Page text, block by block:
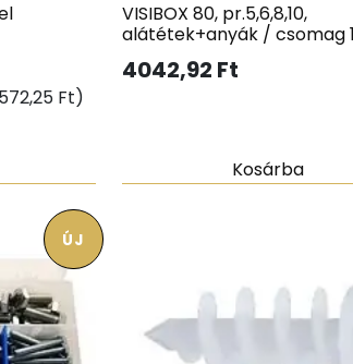
Ft)
VISIBOX 80, pr.5,6,8,10,
alátétek+anyák / csomag
4042,92 Ft
Kosárba
ÚJ